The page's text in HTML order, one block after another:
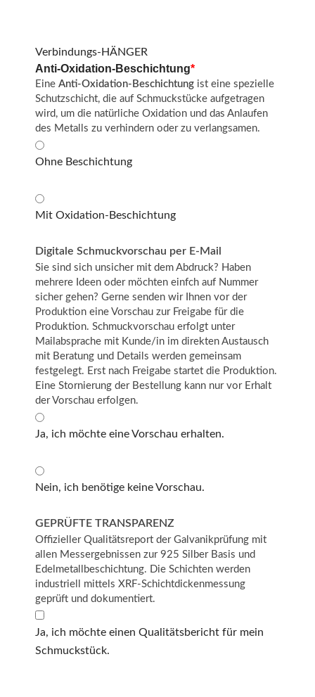
Verbindungs-HÄNGER
*
Anti-Oxidation-Beschichtung
Eine Anti-Oxidation-Beschichtung ist eine spezielle
Schutzschicht, die auf Schmuckstücke aufgetragen
wird, um die natürliche Oxidation und das Anlaufen
des Metalls zu verhindern oder zu verlangsamen.
Ohne Beschichtung
Mit Oxidation-Beschichtung
Digitale Schmuckvorschau per E-Mail
Sie sind sich unsicher mit dem Abdruck? Haben
mehrere Ideen oder möchten einfch auf Nummer
sicher gehen? Gerne senden wir Ihnen vor der
Produktion eine Vorschau zur Freigabe für die
Produktion. Schmuckvorschau erfolgt unter
Mailabsprache mit Kunde/in im direkten Austausch
mit Beratung und Details werden gemeinsam
festgelegt. Erst nach Freigabe startet die Produktion.
Eine Stornierung der Bestellung kann nur vor Erhalt
der Vorschau erfolgen.
Ja, ich möchte eine Vorschau erhalten.
Nein, ich benötige keine Vorschau.
GEPRÜFTE TRANSPARENZ
Offizieller Qualitätsreport der Galvanikprüfung mit
allen Messergebnissen zur 925 Silber Basis und
Edelmetallbeschichtung. Die Schichten werden
industriell mittels XRF-Schichtdickenmessung
geprüft und dokumentiert.
Ja, ich möchte einen Qualitätsbericht für mein
Schmuckstück.